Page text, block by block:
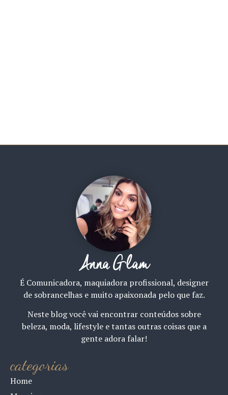
Anna Glam
É Comunicadora, maquiadora profissional, designer
de sobrancelhas e muito apaixonada pelo que faz.
Neste blog você vai encontrar conteúdos sobre
beleza, moda, lifestyle e tantas outras coisas que a
gente adora falar!
categorias
Home